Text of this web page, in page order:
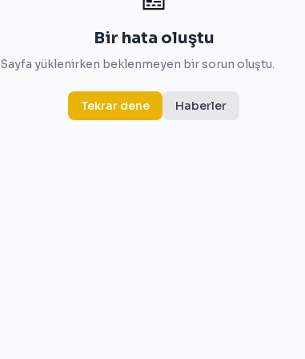
Bir hata oluştu
Sayfa yüklenirken beklenmeyen bir sorun oluştu.
Tekrar dene Haberler